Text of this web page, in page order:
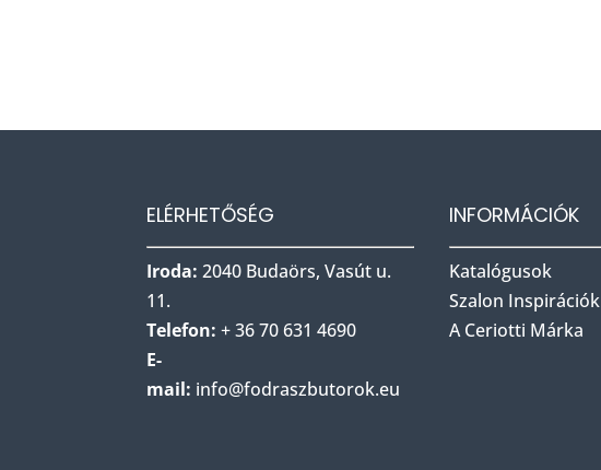
ELÉRHETŐSÉG
Iroda: 2040 Budaörs, Vasút u.
11.
Telefon: + 36 70 631 4690
E-
mail: info@fodraszbutorok.eu
INFORMÁCIÓK
Katalógusok
Szalon Inspirációk
A Ceriotti Márka